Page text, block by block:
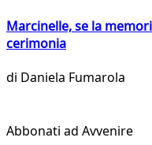
Marcinelle, se la
cerimonia
di Daniela Fumarola
Abbonati ad Avvenire